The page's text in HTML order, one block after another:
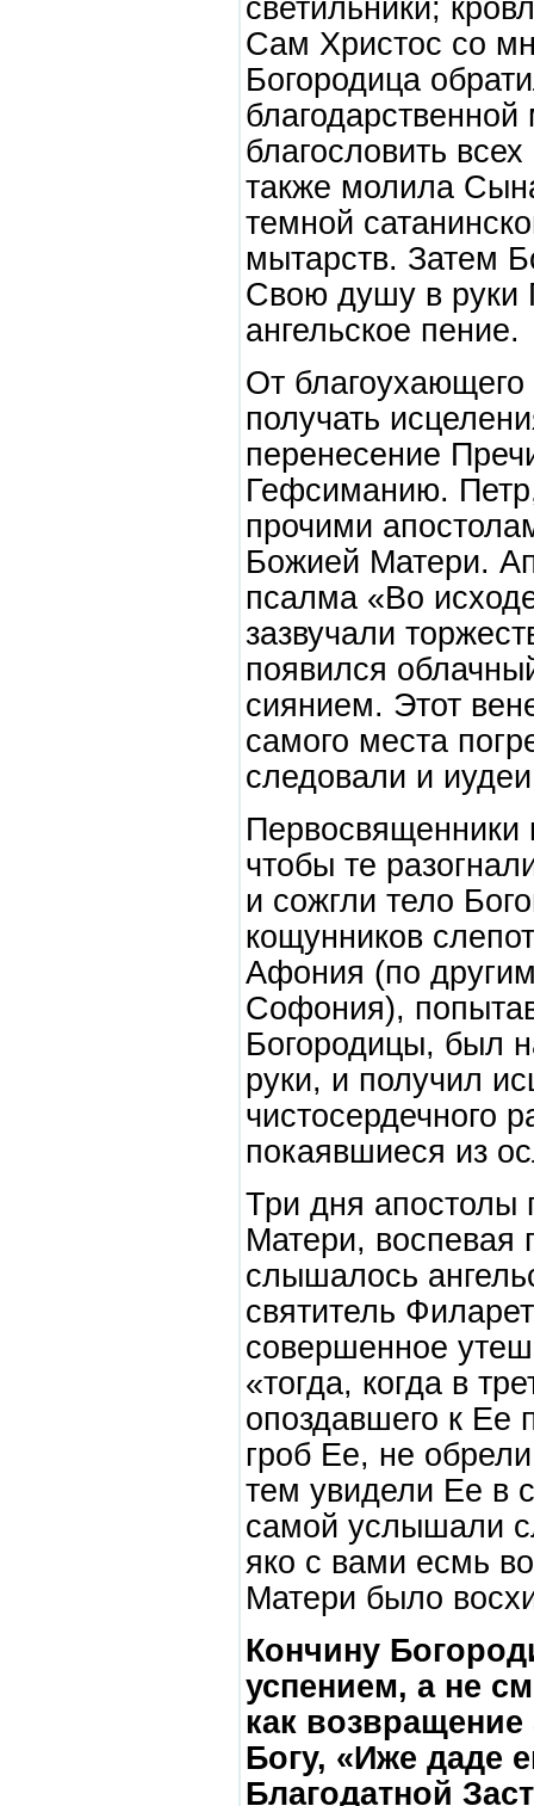
светильники;
Сам Христос со
Богородица
благословить
также молила
темной
мытарств. Затем
Свою душу в руки
ангельское пение.
От
получать
перенесение
Гефсиманию.
прочими
Божией Матери.
псалма «Во
зазвучали
появился
сиянием. Этот
самого места
следовали и
Первосвященники
чтобы те
и сожгли тело
кощунников
Афония (по
Софония),
Богородицы, был
руки, и получил
чистосердечного
покаявшиеся из
Три дня апостолы
Матери, воспевая
слышалось
святитель
совершенное
«тогда, когда в
опоздавшего к Ее
гроб Ее, не
тем увидели Ее в
самой услышали
яко с вами есмь
Матери было
Кончину
успением, а не
как
Богу, «Иже даде
Благодатной